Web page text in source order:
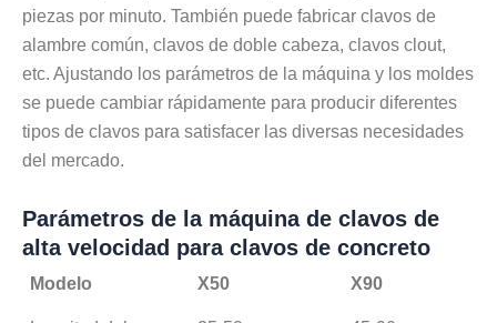
piezas por minuto. También puede fabricar clavos de
alambre común, clavos de doble cabeza, clavos clout,
etc. Ajustando los parámetros de la máquina y los moldes
se puede cambiar rápidamente para producir diferentes
tipos de clavos para satisfacer las diversas necesidades
del mercado.
Parámetros de la máquina de clavos de
alta velocidad para clavos de concreto
Modelo X50 X90